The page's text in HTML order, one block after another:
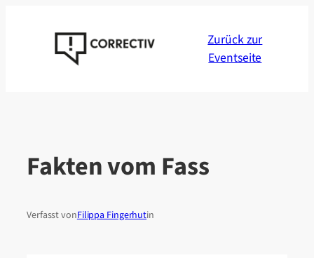
Zurück zur
Eventseite
Fakten vom Fass
Verfasst vonFilippa Fingerhutin